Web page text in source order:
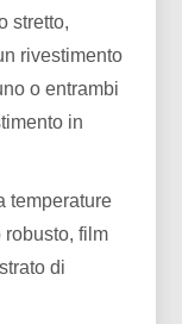
stretto,
rivestimento
o entrambi
in
temperature
robusto, film
di